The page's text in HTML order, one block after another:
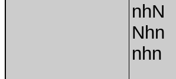
nhN
Nhn
nhn